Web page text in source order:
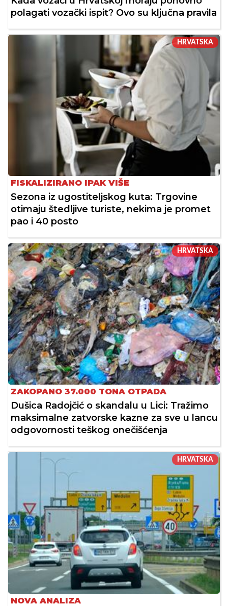
polagati vozački ispit? Ovo su ključna pravila
HRVATSKA
FISKALIZIRANO IPAK VIŠE
Sezona iz ugostiteljskog kuta: Trgovine
otimaju štedljive turiste, nekima je promet
pao i 40 posto
HRVATSKA
ZAKOPANO 37.000 TONA OTPADA
Dušica Radojčić o skandalu u Lici: Tražimo
maksimalne zatvorske kazne za sve u lancu
odgovornosti teškog onečišćenja
HRVATSKA
NOVA ANALIZA